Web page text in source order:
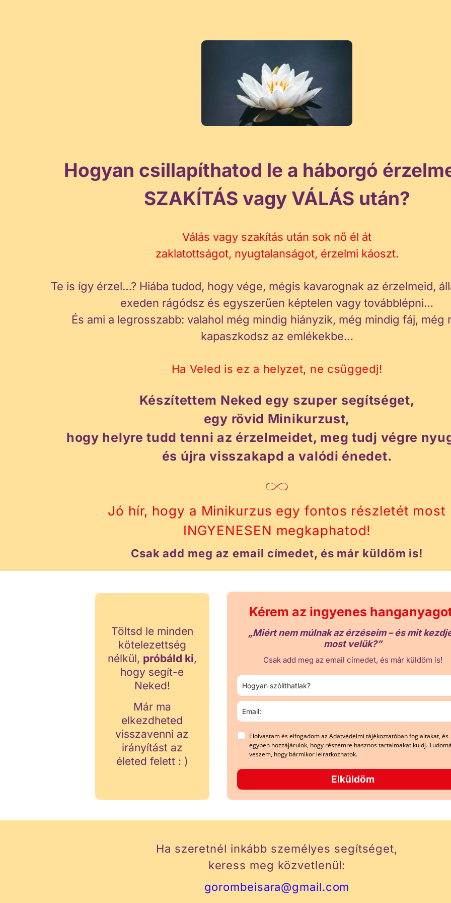
Hogyan csillapíthatod le a háborgó
SZAKÍTÁS vagy VÁLÁS után?
Válás vagy szakítás után sok nő él át
zaklatottságot, nyugtalanságot, érzelmi káoszt.
Te is így érzel…? Hiába tudod, hogy vége, mégis kavarognak az érzelmeid,
exeden rágódsz és egyszerűen képtelen vagy továbblépni…
És ami a legrosszabb: valahol még mindig hiányzik, még mindig fáj, még
kapaszkodsz az emlékekbe…
Ha Veled is ez a helyzet, ne csüggedj!
Készítettem Neked egy szuper segítséget,
egy rövid Minikurzust,
hogy helyre tudd tenni az érzelmeidet, meg tudj végre
és újra visszakapd a valódi énedet.
Jó hír, hogy a Minikurzus egy fontos részletét most
INGYENESEN megkaphatod!
Csak add meg az email címedet, és már küldöm is!
Töltsd le minden
kötelezettség
nélkül, próbáld ki,
hogy segít-e
Neked!
Már ma
elkezdheted
visszavenni az
irányítást az
életed felett : )
Kérem az ingyenes
„Miért nem múlnak az érzéseim – és mit
most velük?”
Csak add meg az email címedet, és már küldöm is!
Elolvastam és elfogadom azAdatvédelmi tájékoztatóbanfoglaltakat, és
egyben hozzájárulok, hogy részemre hasznos tartalmakat küldj.
veszem, hogy bármikor leiratkozhatok.
Elküldöm
Ha szeretnél inkább személyes segítséget,
keress meg közvetlenül:
gorombeisara@gmail.com